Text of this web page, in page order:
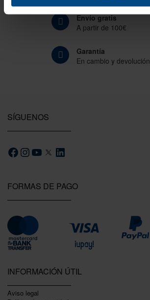
Envío gratis
A partir de 100€
Garantía
En cambio y devolución
FORMAS DE PAGO
INFORMACIÓN ÚTIL
Aviso legal
SÍGUENOS